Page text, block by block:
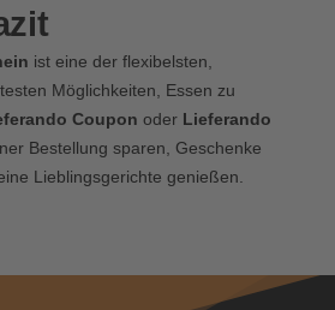
ist eine der flexibelsten,
Möglichkeiten, Essen zu
Coupon oder Lieferando
Bestellung sparen, Geschenke
Lieblingsgerichte genießen.